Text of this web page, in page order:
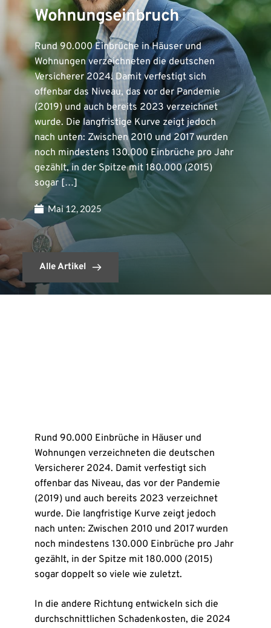
Wohnungseinbruch
Rund 90.000 Einbrüche in Häuser und
Wohnungen verzeichneten die deutschen
Versicherer 2024. Damit verfestigt sich
offenbar das Niveau, das vor der Pandemie
(2019) und auch bereits 2023 verzeichnet
wurde. Die langfristige Kurve zeigt jedoch
nach unten: Zwischen 2010 und 2017 wurden
noch mindestens 130.000 Einbrüche pro Jahr
gezählt, in der Spitze mit 180.000 (2015)
sogar […]
Mai 12, 2025
Alle Artikel
Rund 90.000 Einbrüche in Häuser und
Wohnungen verzeichneten die deutschen
Versicherer 2024. Damit verfestigt sich
offenbar das Niveau, das vor der Pandemie
(2019) und auch bereits 2023 verzeichnet
wurde. Die langfristige Kurve zeigt jedoch
nach unten: Zwischen 2010 und 2017 wurden
noch mindestens 130.000 Einbrüche pro Jahr
gezählt, in der Spitze mit 180.000 (2015)
sogar doppelt so viele wie zuletzt.
In die andere Richtung entwickeln sich die
durchschnittlichen Schadenkosten, die 2024